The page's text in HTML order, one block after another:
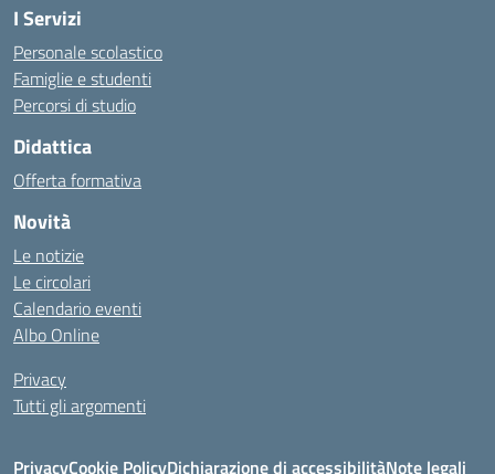
I Servizi
Personale scolastico
Famiglie e studenti
Percorsi di studio
Didattica
Offerta formativa
Novità
Le notizie
Le circolari
Calendario eventi
Albo Online
Privacy
Tutti gli argomenti
PrivacyCookie PolicyDichiarazione di accessibilitàNote legali